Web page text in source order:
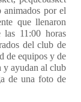
animados por el
que llenaron
las 11:00 horas
del club de
de equipos y de
y ayudan al club
de una foto de